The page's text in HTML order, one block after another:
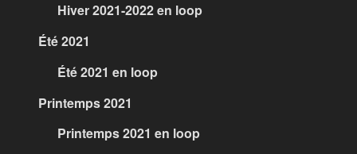
Hiver 2021-2022 en loop
Été 2021
Été 2021 en loop
Printemps 2021
Printemps 2021 en loop